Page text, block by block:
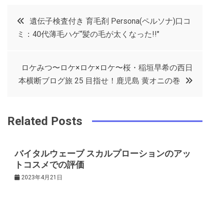
t
e
s
e
投
稿
ゲ
ー
シ
遺伝子検査付き 育毛剤 Persona(ペルソナ)口コ
ミ：40代薄毛ハゲ“髪の毛が太くなった!!″
ロケみつ〜ロケ×ロケ×ロケ〜桜・稲垣早希の西日
本横断ブログ旅 25 目指せ！鹿児島 黄オニの巻
Related Posts
バイタルウェーブ スカルプローションのアッ
トコスメでの評価
2023年4月21日